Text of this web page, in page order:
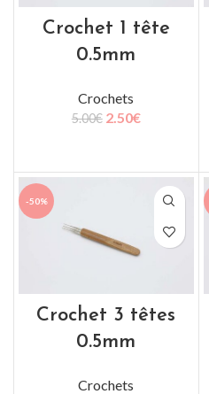
Crochet 1 tête
0.5mm
Crochets
5.00€ 2.50€
-50%
Crochet 3 têtes
0.5mm
Crochets